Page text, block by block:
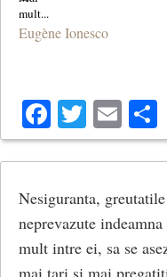
Eugène Ionesco
Facebook
Twitter
Nesiguranta,
neprevazute
mult intre ei, sa se
mai tari si mai